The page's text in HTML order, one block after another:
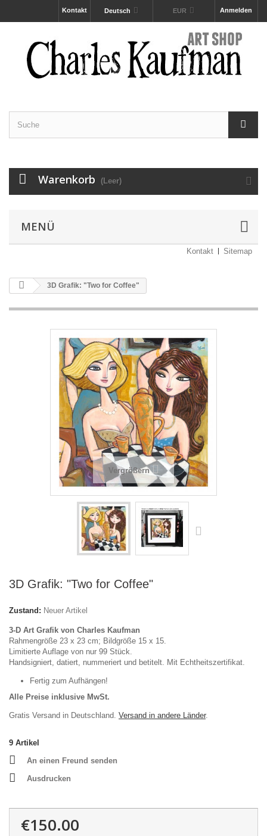
Anmelden
EUR
Deutsch
Kontakt
Warenkorb (Leer)
MENÜ
Kontakt Sitemap
3D Grafik: "Two for Coffee"
Vergrößern
3D Grafik: "Two for Coffee"
Zustand: Neuer Artikel
3-D Art Grafik von Charles Kaufman
Rahmengröße 23 x 23 cm; Bildgröße 15 x 15.
Limitierte Auflage von nur 99 Stück.
Handsigniert, datiert, nummeriert und betitelt. Mit Echtheitszertifikat.
Fertig zum Aufhängen!
Alle Preise inklusive MwSt.
Gratis Versand in Deutschland. Versand in andere Länder.
9 Artikel
An einen Freund senden
Ausdrucken
€150.00